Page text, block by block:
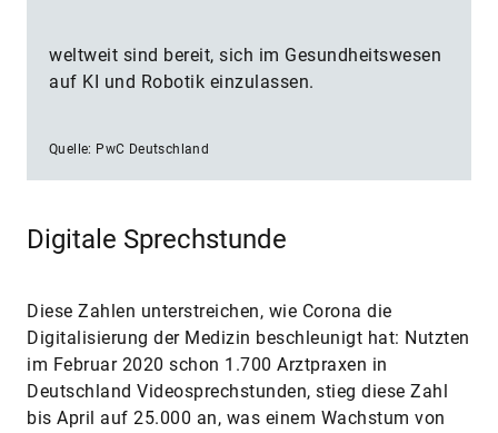
weltweit sind bereit, sich im Gesundheitswesen
auf KI und Robotik einzulassen.
Quelle: PwC Deutschland
Digitale Sprechstunde
Diese Zahlen unterstreichen, wie Corona die
Digitalisierung der Medizin beschleunigt hat: Nutzten
im Februar 2020 schon 1.700 Arztpraxen in
Deutschland Videosprechstunden, stieg diese Zahl
bis April auf 25.000 an, was einem Wachstum von